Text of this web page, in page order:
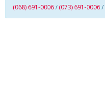
(068) 691-0006/ (073) 691-0006/